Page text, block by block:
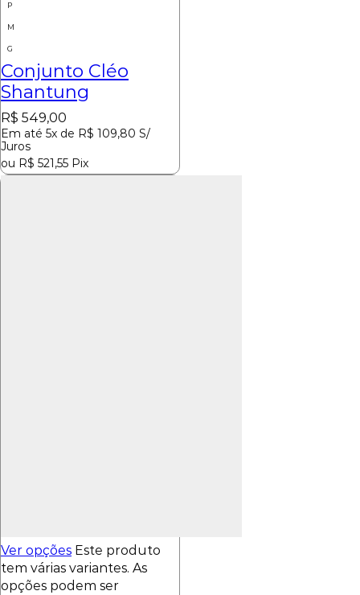
P
M
G
Conjunto Cléo
Shantung
R$ 549,00
Em até 5x de R$ 109,80 S/
Juros
ou R$ 521,55 Pix
Ver opções Este produto
tem várias variantes. As
opções podem ser